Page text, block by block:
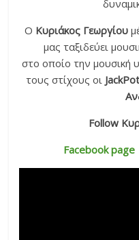
Ο Κυριάκος Γεωργίου
μας ταξιδεύει
στο οποίο την μουσική
τους στίχους οι
Follow
Facebook page